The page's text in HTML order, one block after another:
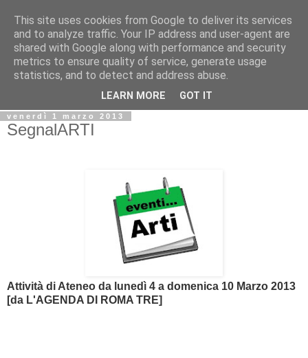
Biblio@rti in
Il Blog della Biblioteca di Area delle arti per condividere
informazioni iniziative incontri
venerdì 1 marzo 2013
SegnalARTI
Attività di Ateneo da lunedì 4 a domenica 10 Marzo 2013
[da L'AGENDA DI ROMA TRE]
This site uses cookies from Google to deliver its services
and to analyze traffic. Your IP address and user-agent are
shared with Google along with performance and security
metrics to ensure quality of service, generate usage
statistics, and to detect and address abuse.
LEARN MORE GOT IT